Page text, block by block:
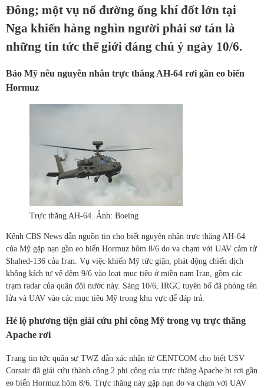
Đông; một vụ nổ đường ống khí đốt lớn tại
Nga khiến hàng nghìn người phải sơ tán là
những tin tức thế giới đáng chú ý ngày 10/6.
Báo Mỹ nêu nguyên nhân trực thăng AH-64 rơi gần eo biển
Hormuz
Trực thăng AH-64. Ảnh: Boeing
Kênh CBS News dẫn nguồn tin cho biết nguyên nhân trực thăng AH-64
của Mỹ gặp nạn gần eo biển Hormuz hôm 8/6 do va chạm với UAV cảm tử
Shahed-136 của Iran. Vụ việc khiến Mỹ tức giận, phát động chiến dịch
không kích tự vệ đêm 9/6 vào loạt mục tiêu ở miền nam Iran, gồm các
trạm radar của quân đội nước này. Sáng 10/6, IRGC tuyên bố đã phóng tên
lửa và UAV vào các mục tiêu Mỹ trong khu vực để đáp trả.
Hé lộ phương tiện giải cứu phi công Mỹ trong vụ trực thăng
Apache rơi
Trang tin tức quân sự TWZ dẫn xác nhận từ CENTCOM cho biết USV
Corsair đã giải cứu thành công 2 phi công của trực thăng Apache bị rơi gần
eo biển Hormuz hôm 8/6. Trực thăng này gặp nạn do va chạm với UAV